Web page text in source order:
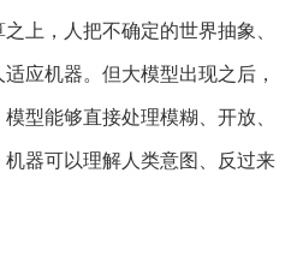
上，人把不确定的世界抽象、
应机器。但大模型出现之后，
型能够直接处理模糊、开放、
器可以理解人类意图、反过来